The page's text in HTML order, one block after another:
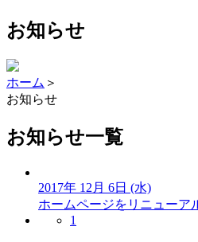
お知らせ
ホーム ＞
お知らせ
お知らせ一覧
2017年 12月 6日 (水)
ホームページをリニューア
1